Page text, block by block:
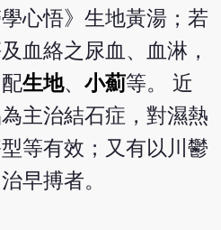
心悟》生地黃湯；若
血絡之尿血、血淋，
生地、小薊等。 近
主治結石症，對濕熱
等有效；又有以川鬱
早搏者。